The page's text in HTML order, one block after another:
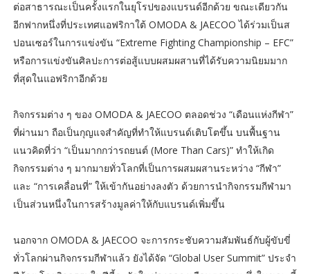
ต่อสาธารณะเป็นครั้งแรกในยุโรปของแบรนด์อีกด้วย ขณะเดียวกัน
อีกฟากหนึ่งที่ประเทศแอฟริกาใต้ OMODA & JAECOO ได้ร่วมเป็นส
ปอนเซอร์ในการแข่งขัน “Extreme Fighting Championship – EFC”
หรือการแข่งขันศิลปะการต่อสู้แบบผสมผสานที่ได้รับความนิยมมาก
ที่สุดในแอฟริกาอีกด้วย
กิจกรรมต่าง ๆ ของ OMODA & JAECOO ตลอดช่วง “เดือนแห่งกีฬา”
ที่ผ่านมา ถือเป็นกุญแจสำคัญที่ทำให้แบรนด์เติบโตขึ้น บนพื้นฐาน
แนวคิดที่ว่า “เป็นมากกว่ารถยนต์ (More Than Cars)” ทำให้เกิด
กิจกรรมต่าง ๆ มากมายทั่วโลกที่เป็นการผสมผสานระหว่าง “กีฬา”
และ “การเคลื่อนที่” ให้เข้ากันอย่างลงตัว ด้วยการนำกิจกรรมกีฬามา
เป็นส่วนหนึ่งในการสร้างมูลค่าให้กับแบรนด์เพิ่มขึ้น
นอกจาก OMODA & JAECOO จะการกระชับความสัมพันธ์กับผู้ขับขี่
ทั่วโลกผ่านกิจกรรมกีฬาแล้ว ยังได้จัด “Global User Summit” ประจำ